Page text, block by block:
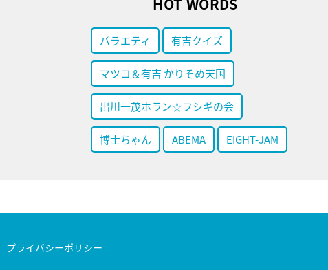
バラエティ 有吉クイズ
マツコ＆有吉 かりそめ天国
出川一茂ホラン☆フシギの会
博士ちゃん ABEMA EIGHT-JAM
プライバシーポリシー